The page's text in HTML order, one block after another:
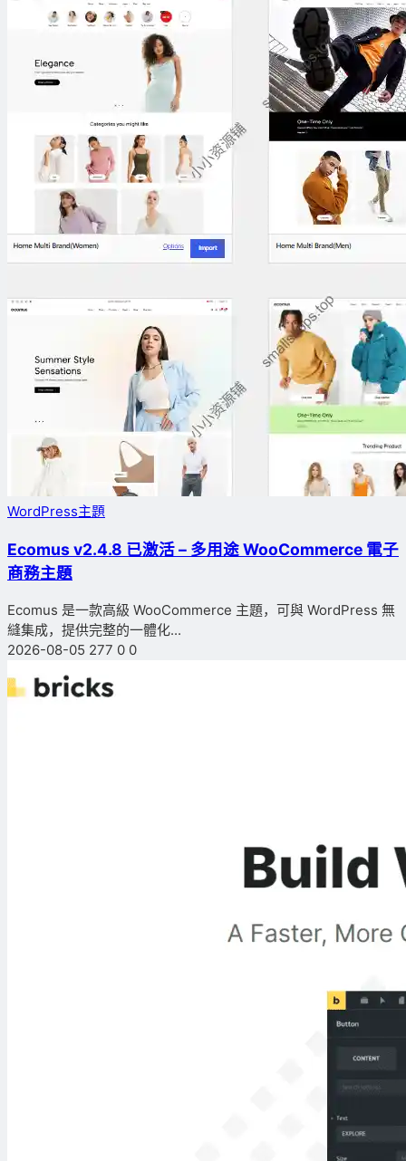
WordPress主題
Ecomus v2.4.8 已激活 – 多用途 WooCommerce 電子
商務主題
Ecomus 是一款高級 WooCommerce 主題，可與 WordPress 無
縫集成，提供完整的一體化...
2026-08-05 277 0 0